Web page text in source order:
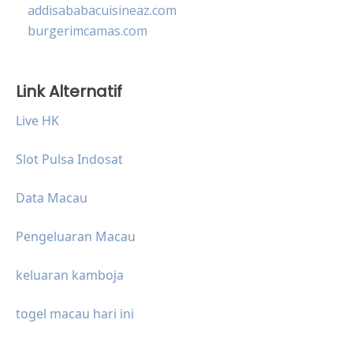
addisababacuisineaz.com
burgerimcamas.com
Link Alternatif
Live HK
Slot Pulsa Indosat
Data Macau
Pengeluaran Macau
keluaran kamboja
togel macau hari ini